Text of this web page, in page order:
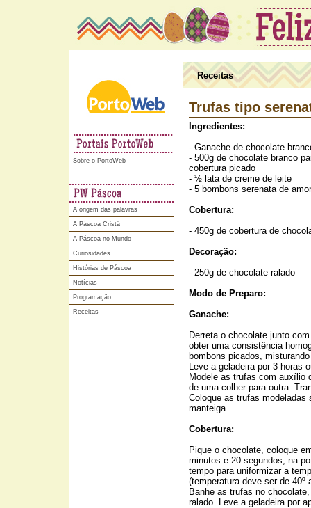
Portoweb
Sobre o PortoWeb
A origem das palavras
A Páscoa Cristã
A Páscoa no Mundo
Curiosidades
Histórias de Páscoa
Notícias
Programação
Receitas
Receitas
Trufas tipo
Ingredientes:
- Ganache de chocolate
- 500g de chocolate branco
cobertura picado
- ½ lata de creme de leite
- 5 bombons serenata de
Cobertura:
- 450g de cobertura de
Decoração:
- 250g de chocolate ralado
Modo de Preparo:
Ganache:
Derreta o chocolate junto
obter uma consistência
bombons picados,
Leve a geladeira por 3 horas
Modele as trufas com auxílio
de uma colher para outra.
Coloque as trufas modeladas
manteiga.
Cobertura:
Pique o chocolate, coloque
minutos e 20 segundos, na
tempo para uniformizar a
(temperatura deve ser de 40º
Banhe as trufas no
ralado. Leve a geladeira por